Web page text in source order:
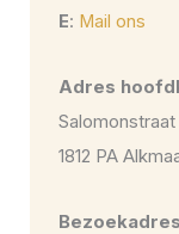
E: Mail ons
Adres
Salomonstraat
1812 PA